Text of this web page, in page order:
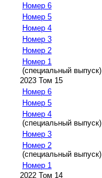
Номер 6
Номер 5
Номер 4
Номер 3
Номер 2
Номер 1
(специальный выпуск)
2023 Том 15
Номер 6
Номер 5
Номер 4
(специальный выпуск)
Номер 3
Номер 2
(специальный выпуск)
Номер 1
2022 Том 14